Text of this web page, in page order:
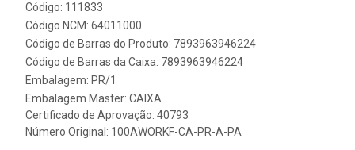
Código: 111833
Código NCM: 64011000
Código de Barras do Produto: 7893963946224
Código de Barras da Caixa: 7893963946224
Embalagem: PR/1
Embalagem Master: CAIXA
Certificado de Aprovação: 40793
Número Original: 100AWORKF-CA-PR-A-PA